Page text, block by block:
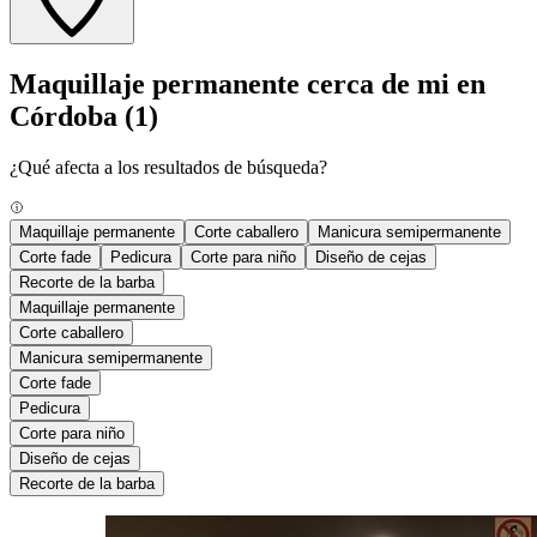
Maquillaje permanente cerca de mi en
Córdoba (1)
¿Qué afecta a los resultados de búsqueda?
Maquillaje permanente Corte caballero
Manicura semipermanente
Corte fade
Pedicura Corte para niño
Diseño de cejas
Recorte de la barba
Maquillaje permanente
Corte caballero
Manicura semipermanente
Corte fade
Pedicura
Corte para niño
Diseño de cejas
Recorte de la barba